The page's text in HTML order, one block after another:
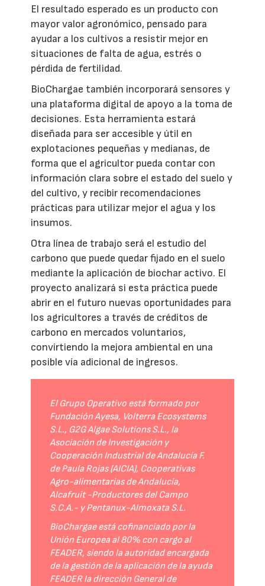
El resultado esperado es un producto con
mayor valor agronómico, pensado para
ayudar a los cultivos a resistir mejor en
situaciones de falta de agua, estrés o
pérdida de fertilidad.
BioChargae también incorporará sensores y
una plataforma digital de apoyo a la toma de
decisiones. Esta herramienta estará
diseñada para ser accesible y útil en
explotaciones pequeñas y medianas, de
forma que el agricultor pueda contar con
información clara sobre el estado del suelo y
del cultivo, y recibir recomendaciones
prácticas para utilizar mejor el agua y los
insumos.
Otra línea de trabajo será el estudio del
carbono que puede quedar fijado en el suelo
mediante la aplicación de biochar activo. El
proyecto analizará si esta práctica puede
abrir en el futuro nuevas oportunidades para
los agricultores a través de créditos de
carbono en mercados voluntarios,
convirtiendo la mejora ambiental en una
posible vía adicional de ingresos.
El Grupo Operativo está formado por
Fundación Ayesa, Volterra Ecosystems
S.L., G2G Algae Solutions S.L., la
Asociación de Investigación y
Cooperación Industrial de Andalucía F.
de Paula Rojas (AICIA), Cooperativas
Agro-alimentarias de Andalucía,
Alcafruit -Productores del Campo
S.C.A.- y Pentanux-Almoxata S.L.
BioChargae está cofinanciado por la
Unión Europea al 80% con cargo al
FEADER, siendo la autoridad encargada
de la gestión de la aplicación de la ayuda
FEADER la dirección General de